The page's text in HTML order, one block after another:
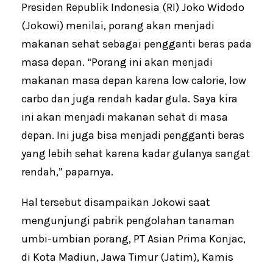
Presiden Republik Indonesia (RI) Joko Widodo
(Jokowi) menilai, porang akan menjadi
makanan sehat sebagai pengganti beras pada
masa depan. “Porang ini akan menjadi
makanan masa depan karena low calorie, low
carbo dan juga rendah kadar gula. Saya kira
ini akan menjadi makanan sehat di masa
depan. Ini juga bisa menjadi pengganti beras
yang lebih sehat karena kadar gulanya sangat
rendah,” paparnya.
Hal tersebut disampaikan Jokowi saat
mengunjungi pabrik pengolahan tanaman
umbi-umbian porang, PT Asian Prima Konjac,
di Kota Madiun, Jawa Timur (Jatim), Kamis